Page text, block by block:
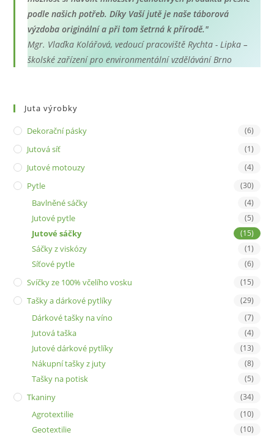
podle našich potřeb. Díky Vaší jutě je naše táborová
výzdoba originální a při tom šetrná k přírodě."
Mgr. Vlaďka Kolářová, vedoucí pracoviště Rychta - Lipka –
školské zařízení pro environmentální vzdělávání Brno
Juta výrobky
Dekorační pásky (6)
Jutová síť (1)
Jutové motouzy (4)
Pytle (30)
Bavlněné sáčky (4)
Jutové pytle (5)
Jutové sáčky (15)
Sáčky z viskózy (1)
Síťové pytle (6)
Svíčky ze 100% včelího vosku (15)
Tašky a dárkové pytlíky (29)
Dárkové tašky na víno (7)
Jutová taška (4)
Jutové dárkové pytlíky (13)
Nákupní tašky z juty (8)
Tašky na potisk (5)
Tkaniny (34)
Agrotextilie (10)
Geotextilie (10)